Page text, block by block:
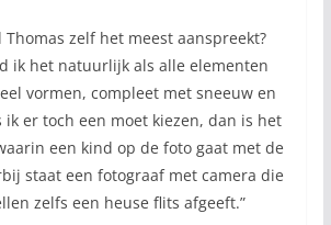
zelf het meest aanspreekt?
ik het natuurlijk als alle elementen
vormen, compleet met sneeuw en
ik er toch een moet kiezen, dan is het
een kind op de foto gaat met de
staat een fotograaf met camera die
zelfs een heuse flits afgeeft.”